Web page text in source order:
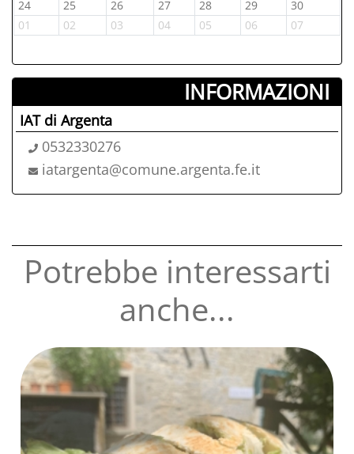
24
25 26 27 28 29
30
01
02 03 04 05 06 07
INFORMAZIONI ­
IAT di Argenta
0532330276
iatargenta@comune.argenta.fe.it
Potrebbe interessarti
anche...